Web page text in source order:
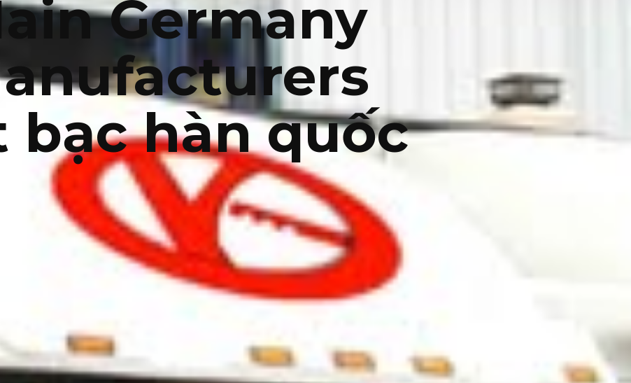
Germany
bạc hàn quốc